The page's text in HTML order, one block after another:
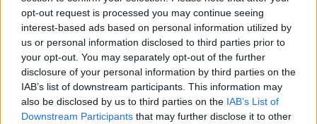
opt-out request is processed you may continue seeing
interest-based ads based on personal information utilized by
us or personal information disclosed to third parties prior to
your opt-out. You may separately opt-out of the further
disclosure of your personal information by third parties on the
IAB’s list of downstream participants. This information may
also be disclosed by us to third parties on the IAB’s List of
Downstream Participants that may further disclose it to other
Beiträge: 8.803 Zustimmungen: 48.108 Punkte für Erfolge:
27 September 2021
Mrs.Been
Admiral des Forums
2.024 Zustimmungen: 41.264
27 September 2021
lotte27.
Forenhalbgott
Beiträge: 1.828 Zustimmungen: 19.333 Punkte für Erfolge: 2.000